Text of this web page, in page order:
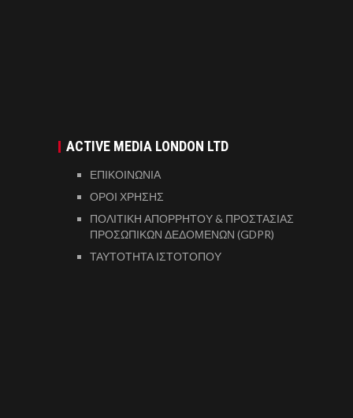
ACTIVE MEDIA LONDON LTD
ΕΠΙΚΟΙΝΩΝΙΑ
ΟΡΟΙ ΧΡΗΣΗΣ
ΠΟΛΙΤΙΚΗ ΑΠΟΡΡΗΤΟΥ & ΠΡΟΣΤΑΣΙΑΣ
ΠΡΟΣΩΠΙΚΩΝ ΔΕΔΟΜΕΝΩΝ (GDPR)
ΤΑΥΤΟΤΗΤΑ ΙΣΤΟΤΟΠΟΥ